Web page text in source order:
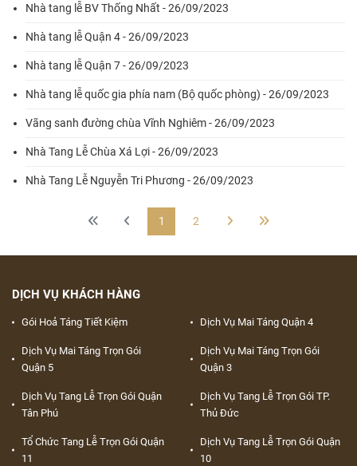
Nhà tang lễ BV Thống Nhất - 26/09/2023
Nhà tang lễ Quận 4 - 26/09/2023
Nhà tang lễ Quận 7 - 26/09/2023
Nhà tang lễ quốc gia phía nam (Bộ quốc phòng) - 26/09/2023
Vãng sanh đường chùa Vĩnh Nghiêm - 26/09/2023
Nhà Tang Lễ Chùa Xá Lợi - 26/09/2023
Nhà Tang Lễ Nguyễn Tri Phương - 26/09/2023
1 2
DỊCH VỤ KHÁCH HÀNG
Gói Hoả Táng Tiết Kiệm Dịch Vụ Mai Táng Quận 4
Dịch Vụ Mai Táng Trọn Gói
Quận 5
Dịch Vụ Mai Táng Trọn Gói
Quận 3
Dịch Vụ Tang Lễ Trọn Gói Quận
Tân Phú
Dịch Vụ Tang Lễ Trọn Gói TP.
Thủ Đức
Tổ Chức Tang Lễ Trọn Gói Quận
11
Dịch Vụ Tang Lễ Trọn Gói Quận
10